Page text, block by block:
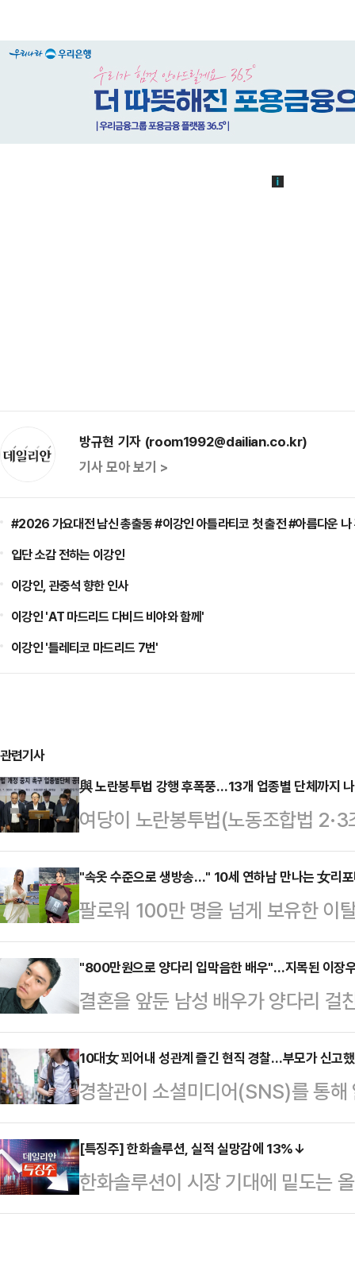
방규현 기자 (room1992@dailian.co.kr)
기사 모아 보기 >
#2026 가요대전 남신 총출동 #이강인 아틀라티코 첫 출전 #아름다운 나
입단 소감 전하는 이강인
이강인, 관중석 향한 인사
이강인 'AT 마드리드 다비드 비야와 함께'
이강인 '틀레티코 마드리드 7번'
관련기사
與 노란봉투법 강행 후폭풍…13개 업종별 단체까지
여당이 노란봉투법(노동조합법
반발이 거세지고 있다. 경제계의 의
란봉투법을 여당이 그대로 추진하
은 개정안이 원·하청 간 산업생태
게 훼손할 수 있다고 경고하며 개정
총)와 한국자동차모빌리티산업협
회 등 주요 업종별 단체들은 30일
을 열고 '노동조합법 개정 중지 …
"속옷 수준으로 생방송…" 10세 연하남 만나는 女리
팔로워 100만 명을 넘게 보유한 이
나의 과한 노출 의상이 화제의 중
에 따르면 엘레오노라 인카르도나
스타디움에서 열린 PSG와 바이에
착용했다.공개된 사진에 따르면 인
트와 브라톱 차림(사진 왼쪽)으로
셜미디어(SNS)에 공유돼 화제를
태의 상의 차림은 과하…
"800만원으로 양다리 입막음한 배우"…지목된 이장
결혼을 앞둔 남성 배우가 양다리 걸
의 당사자로 지목된 이장우가 직접
SNS에 "ㅇㅈㅇ 저 아니에요. 전화
다.최근 한 직장인 커뮤니티에는 "
다"라는 폭로글이 게재됐다.글 작
로 예능 나와서 새 여자친구랑 결혼
거라고 사전 위로금 명목으로 800
이어 "무슨 …
10대女 꾀어내 성관계 즐긴 현직 경찰…부모가 신고
경찰관이 소셜미디어(SNS)를 통
긴급 체포됐다.30일 충북경찰청은
의제강간)로 충주경찰서 소속 A경
충주의 한 모텔에서 10대 B양과 성
모의 신고를 받고 수사에 착수, 이
[특징주] 한화솔루션, 실적 실망감에 13%↓
한화솔루션이 시장 기대에 밑도는
락세를 보이고 있다.한국거래소에